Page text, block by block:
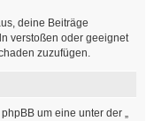
deine Beiträge
verstoßen oder geeignet
zuzufügen.
um eine unter der „